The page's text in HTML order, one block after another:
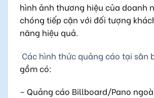
hình ảnh thương hiệu của doanh
chóng tiếp cận với đối tượng
năng hiệu quả.
Các hình thức quảng cáo tại sân
gồm có:
– Quảng cáo Billboard/Pano